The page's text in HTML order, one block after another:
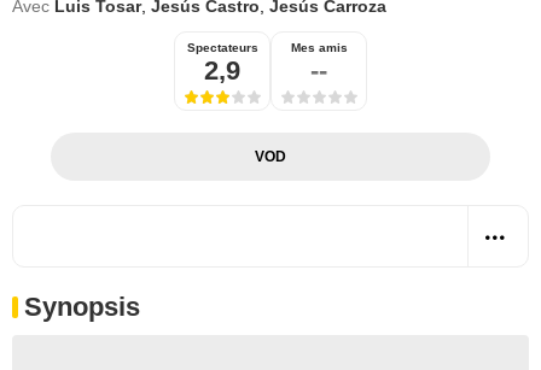
Avec Luis Tosar, Jesús Castro Jesús Carroza
Spectateurs
2,9
Mes amis
--
VOD
Synopsis